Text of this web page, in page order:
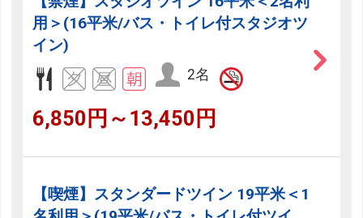
用＞(16平米/バス・トイレ付スタジオツ
イン)
2名
6,850円～13,450円
【喫煙】スタンダードツイン 19平米＜1